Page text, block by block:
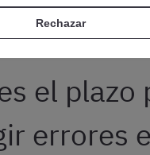
Función Pública)
el plazo
errores
Rechazar